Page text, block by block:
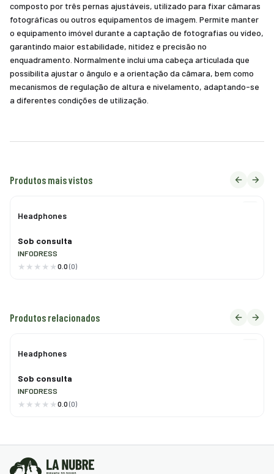
composto por três pernas ajustáveis, utilizado para fixar câmaras
fotográficas ou outros equipamentos de imagem. Permite manter
o equipamento imóvel durante a captação de fotografias ou vídeo,
garantindo maior estabilidade, nitidez e precisão no
enquadramento. Normalmente inclui uma cabeça articulada que
possibilita ajustar o ângulo e a orientação da câmara, bem como
mecanismos de regulação de altura e nivelamento, adaptando-se
a diferentes condições de utilização.
Produtos mais vistos
Headphones
Sob consulta
INFODRESS
0.0 (0)
Produtos relacionados
Headphones
Sob consulta
INFODRESS
0.0 (0)